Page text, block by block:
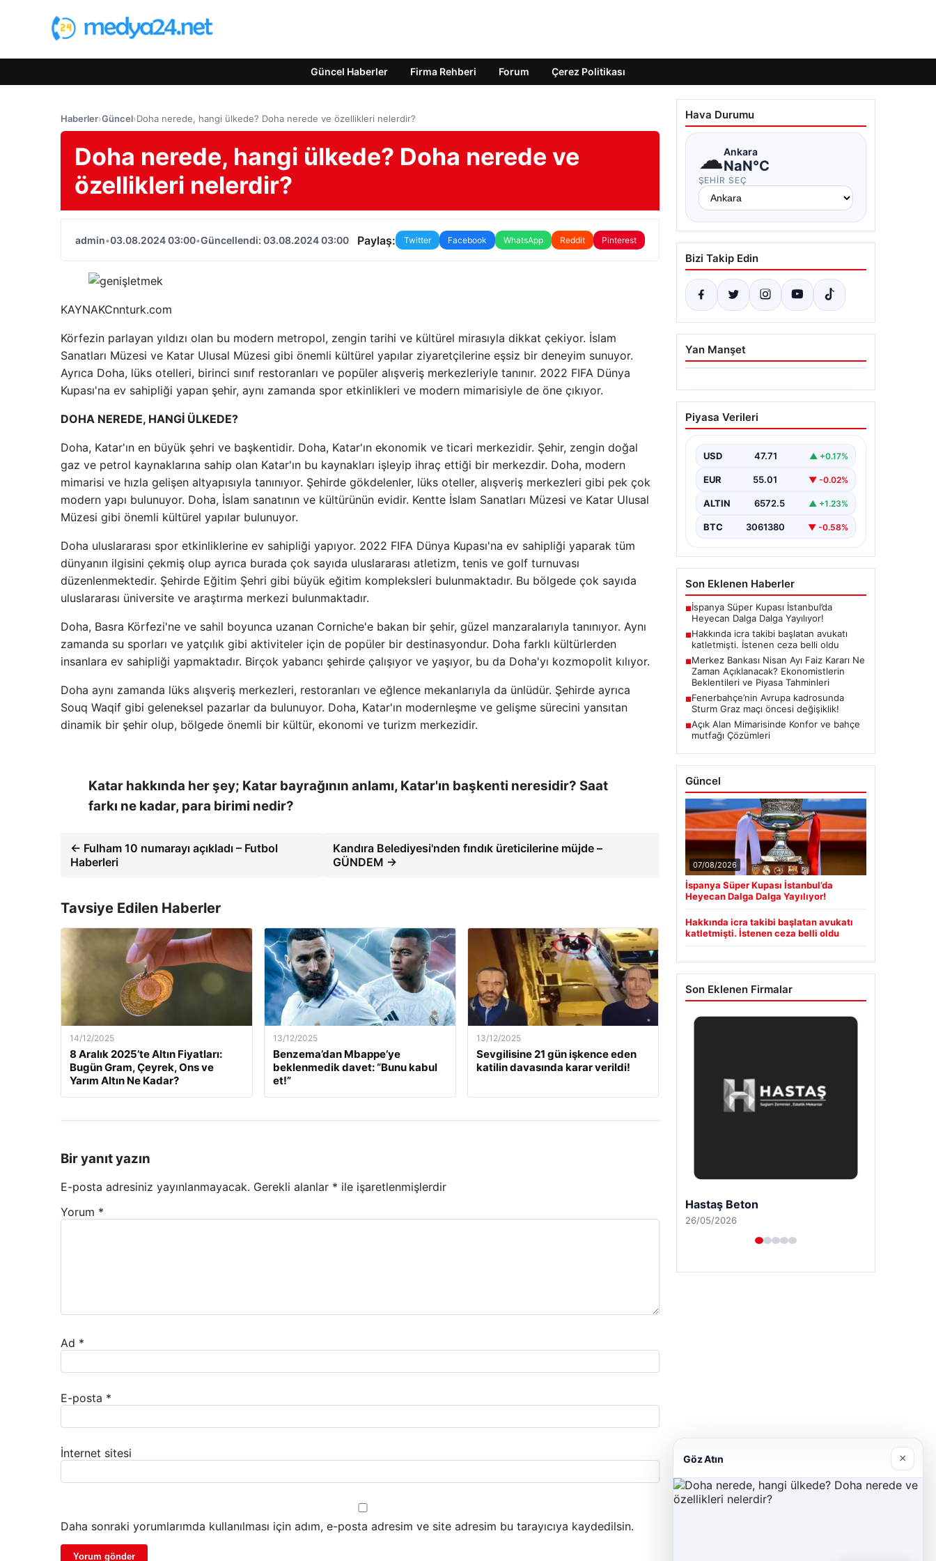
Güncel Haberler Firma Rehberi Forum Çerez Politikası
Haberler›Güncel›Doha nerede, hangi ülkede? Doha nerede ve özellikleri nelerdir?
Doha nerede, hangi ülkede? Doha nerede ve
özellikleri nelerdir?
admin•03.08.2024 03:00•Güncellendi: 03.08.2024 03:00 Paylaş: Twitter Facebook WhatsApp Reddit Pinterest
KAYNAKCnnturk.com
Körfezin parlayan yıldızı olan bu modern metropol, zengin tarihi ve kültürel mirasıyla dikkat çekiyor. İslam
Sanatları Müzesi ve Katar Ulusal Müzesi gibi önemli kültürel yapılar ziyaretçilerine eşsiz bir deneyim sunuyor.
Ayrıca Doha, lüks otelleri, birinci sınıf restoranları ve popüler alışveriş merkezleriyle tanınır. 2022 FIFA Dünya
Kupası'na ev sahipliği yapan şehir, aynı zamanda spor etkinlikleri ve modern mimarisiyle de öne çıkıyor.
DOHA NEREDE, HANGİ ÜLKEDE?
Doha, Katar'ın en büyük şehri ve başkentidir. Doha, Katar'ın ekonomik ve ticari merkezidir. Şehir, zengin doğal
gaz ve petrol kaynaklarına sahip olan Katar'ın bu kaynakları işleyip ihraç ettiği bir merkezdir. Doha, modern
mimarisi ve hızla gelişen altyapısıyla tanınıyor. Şehirde gökdelenler, lüks oteller, alışveriş merkezleri gibi pek çok
modern yapı bulunuyor. Doha, İslam sanatının ve kültürünün evidir. Kentte İslam Sanatları Müzesi ve Katar Ulusal
Müzesi gibi önemli kültürel yapılar bulunuyor.
Doha uluslararası spor etkinliklerine ev sahipliği yapıyor. 2022 FIFA Dünya Kupası'na ev sahipliği yaparak tüm
dünyanın ilgisini çekmiş olup ayrıca burada çok sayıda uluslararası atletizm, tenis ve golf turnuvası
düzenlenmektedir. Şehirde Eğitim Şehri gibi büyük eğitim kompleksleri bulunmaktadır. Bu bölgede çok sayıda
uluslararası üniversite ve araştırma merkezi bulunmaktadır.
Doha, Basra Körfezi'ne ve sahil boyunca uzanan Corniche'e bakan bir şehir, güzel manzaralarıyla tanınıyor. Aynı
zamanda su sporları ve yatçılık gibi aktiviteler için de popüler bir destinasyondur. Doha farklı kültürlerden
insanlara ev sahipliği yapmaktadır. Birçok yabancı şehirde çalışıyor ve yaşıyor, bu da Doha'yı kozmopolit kılıyor.
Doha aynı zamanda lüks alışveriş merkezleri, restoranları ve eğlence mekanlarıyla da ünlüdür. Şehirde ayrıca
Souq Waqif gibi geleneksel pazarlar da bulunuyor. Doha, Katar'ın modernleşme ve gelişme sürecini yansıtan
dinamik bir şehir olup, bölgede önemli bir kültür, ekonomi ve turizm merkezidir.
Katar hakkında her şey; Katar bayrağının anlamı, Katar'ın başkenti neresidir? Saat
farkı ne kadar, para birimi nedir?
← Fulham 10 numarayı açıkladı – Futbol
Haberleri
Kandıra Belediyesi'nden fındık üreticilerine müjde –
GÜNDEM →
Tavsiye Edilen Haberler
14/12/2025
8 Aralık 2025’te Altın Fiyatları:
Bugün Gram, Çeyrek, Ons ve
Yarım Altın Ne Kadar?
13/12/2025
Benzema’dan Mbappe’ye
beklenmedik davet: “Bunu kabul
et!”
13/12/2025
Sevgilisine 21 gün işkence eden
katilin davasında karar verildi!
Bir yanıt yazın
E-posta adresiniz yayınlanmayacak. Gerekli alanlar * ile işaretlenmişlerdir
Yorum *
Ad *
E-posta *
İnternet sitesi
Daha sonraki yorumlarımda kullanılması için adım, e-posta adresim ve site adresim bu tarayıcıya kaydedilsin.
Hava Durumu
☁Ankara
NaN°C
ŞEHIR SEÇ
Bizi Takip Edin
Yan Manşet
06.08.2026
Hakkında icra takibi
başlatan avukatı
belli oldu
{“title”: “İcra Takibine Zarar Verme
Nedeniyle Avukata Yönelik Silahlı
“content”:…
Piyasa Verileri
USD 47.71 ▲ +0.17%
EUR 55.01 ▼ -0.02%
ALTIN 6572.5 ▲ +1.23%
BTC 3061380 ▼ -0.58%
Son Eklenen Haberler
■İspanya Süper Kupası İstanbul’da
Heyecan Dalga Dalga Yayılıyor!
■Hakkında icra takibi başlatan avukatı
katletmişti. İstenen ceza belli oldu
■Merkez Bankası Nisan Ayı Faiz Kararı Ne
Zaman Açıklanacak? Ekonomistlerin
Beklentileri ve Piyasa Tahminleri
■Fenerbahçe’nin Avrupa kadrosunda
Sturm Graz maçı öncesi değişiklik!
■Açık Alan Mimarisinde Konfor ve bahçe
mutfağı Çözümleri
Güncel
07/08/2026
İspanya Süper Kupası İstanbul’da
Heyecan Dalga Dalga Yayılıyor!
Hakkında icra takibi başlatan avukatı
katletmişti. İstenen ceza belli oldu
Son Eklenen Firmalar
Hastaş Beton
26/05/2026
Göz Atın ×